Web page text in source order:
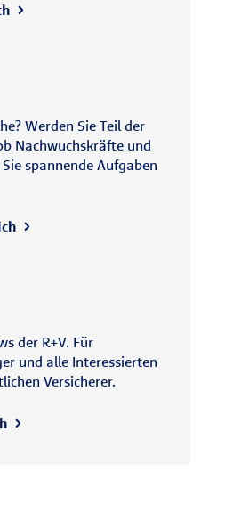
Werden Sie Teil der
Nachwuchskräfte und
spannende Aufgaben
der R+V. Für
und alle Interessierten
Versicherer.